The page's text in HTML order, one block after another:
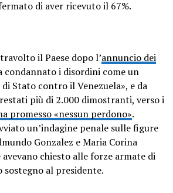
di aver ricevuto il 67%.
il Paese dopo l’annuncio dei
condannato i disordini come un
Stato contro il Venezuela», e da
più di 2.000 dimostranti, verso i
promesso «nessun perdono».
un’indagine penale sulle figure
Gonzalez e Maria Corina
avevano chiesto alle forze armate di
sostegno al presidente.